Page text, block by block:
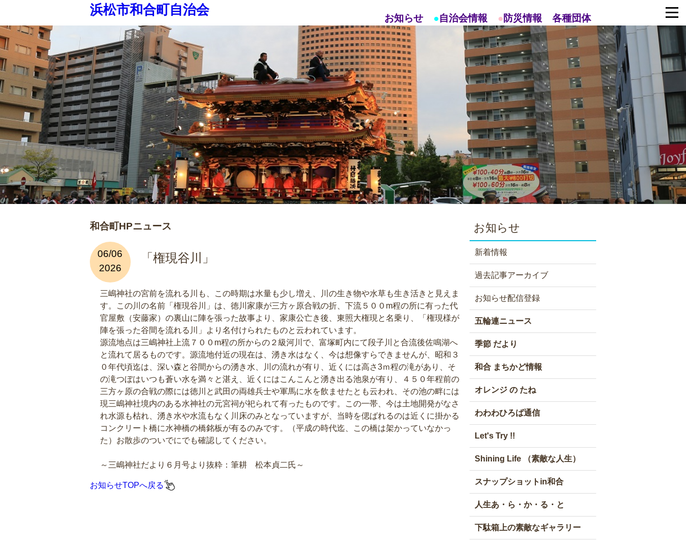
浜松市和合町自治会
お知らせ ●自治会情報 ●防災情報 各種団体
和合町HPニュース
「権現谷川」
06/06
2026
三嶋神社の宮前を流れる川も、この時期は水量も少し増え、川の生き物や水草も生き活きと見えま
す。この川の名前「権現谷川」は、徳川家康が三方ヶ原合戦の折、下流５００m程の所に有った代
官屋敷（安藤家）の裏山に陣を張った故事より、家康公亡き後、東照大権現と名乗り、「権現様が
陣を張った谷間を流れる川」より名付けられたものと云われています。
源流地点は三嶋神社上流７００m程の所からの２級河川で、富塚町内にて段子川と合流後佐鳴湖へ
と流れて居るものです。源流地付近の現在は、湧き水はなく、今は想像すらできませんが、昭和３
０年代頃迄は、深い森と谷間からの湧き水、川の流れが有り、近くには高さ3ｍ程の滝があり、そ
の滝つぼはいつも蒼い水を満々と湛え、近くにはこんこんと湧き出る池泉が有り、４５０年程前の
三方ヶ原の合戦の際には徳川と武田の両雄兵士や軍馬に水を飲ませたとも云われ、その池の畔には
現三嶋神社境内のある水神社の元宮祠が祀られて有ったものです。この一帯、今は土地開発がなさ
れ水源も枯れ、湧き水や水流もなく川床のみとなっていますが、当時を偲ばれるのは近くに掛かる
コンクリート橋に水神橋の橋銘板が有るのみです。（平成の時代迄、この橋は架かっていなかっ
た）お散歩のついでにでも確認してください。
～三嶋神社だより６月号より抜粋：筆耕 松本貞二氏～
お知らせTOPへ戻る
お知らせ
新着情報
過去記事アーカイブ
お知らせ配信登録
五輪連ニュース
季節 だより
和合 まちかど情報
オレンジ の たね
わわわひろば通信
Let's Try !!
Shining Life （素敵な人生）
スナップショットin和合
人生あ・ら・か・る・と
下駄箱上の素敵なギャラリー